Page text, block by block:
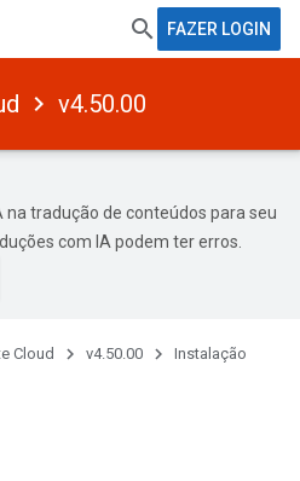
FAZER LOGIN
v4.50.00
na tradução de conteúdos para seu
com IA podem ter erros.
Cloud v4.50.00 Instalação